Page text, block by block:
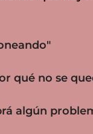
qué no se
algún